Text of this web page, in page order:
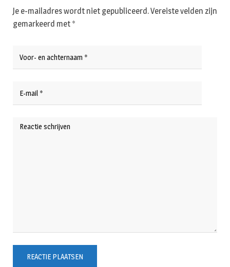
Je e-mailadres wordt niet gepubliceerd.Vereiste velden zijn
gemarkeerd met *